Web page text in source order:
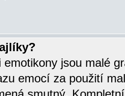
emotikony jsou malé
emocí za použití